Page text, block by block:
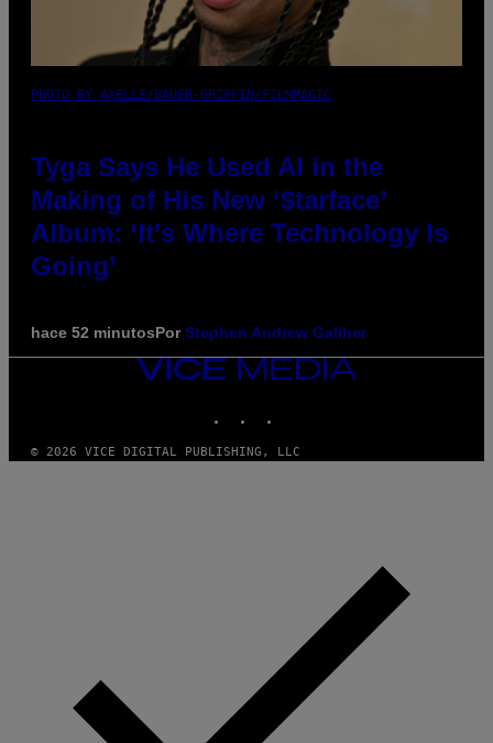
PHOTO BY AXELLE/BAUER-GRIFFIN/FILMMAGIC
Tyga Says He Used AI in the
Making of His New ‘$tarface’
Album: ‘It’s Where Technology Is
Going’
hace 52 minutosPorStephen Andrew Galiher
VICE
MEDIA
© 2026 VICE DIGITAL PUBLISHING, LLC